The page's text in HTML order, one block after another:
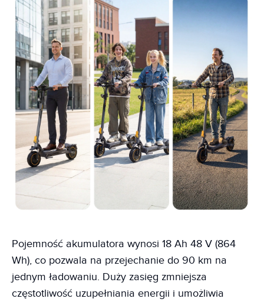
Pojemność akumulatora wynosi 18 Ah 48 V (864
Wh), co pozwala na przejechanie do 90 km na
jednym ładowaniu. Duży zasięg zmniejsza
częstotliwość uzupełniania energii i umożliwia